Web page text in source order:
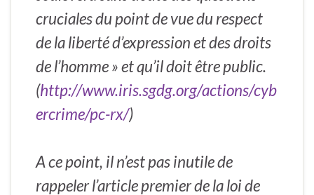
cruciales du point de vue du respect
de la liberté d’expression et des droits
de l’homme » et qu’il doit être public.
(http://www.iris.sgdg.org/actions/cyb
ercrime/pc-rx/)
A ce point, il n’est pas inutile de
rappeler l’article premier de la loi de